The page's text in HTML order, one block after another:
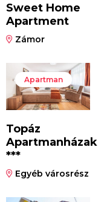
Sweet Home
Apartment
Zámor
Apartman
Topáz
Apartmanházak
***
Egyéb városrész